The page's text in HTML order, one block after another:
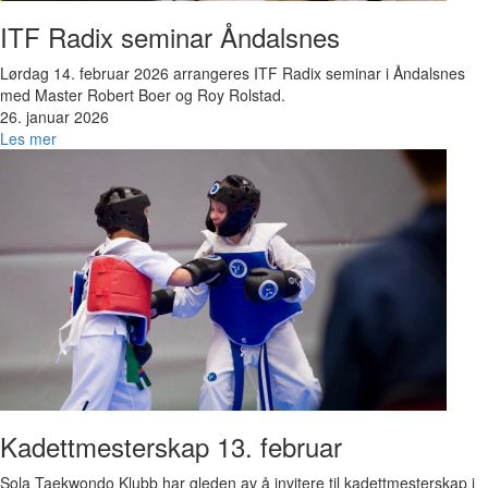
ITF Radix seminar Åndalsnes
Lørdag 14. februar 2026 arrangeres ITF Radix seminar i Åndalsnes
med Master Robert Boer og Roy Rolstad.
26. januar 2026
Les mer
Kadettmesterskap 13. februar
Sola Taekwondo Klubb har gleden av å invitere til kadettmesterskap i